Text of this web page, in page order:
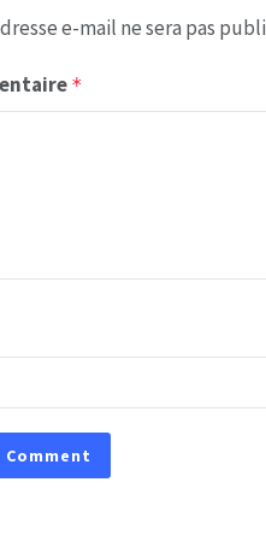
e-mail ne sera pas
*